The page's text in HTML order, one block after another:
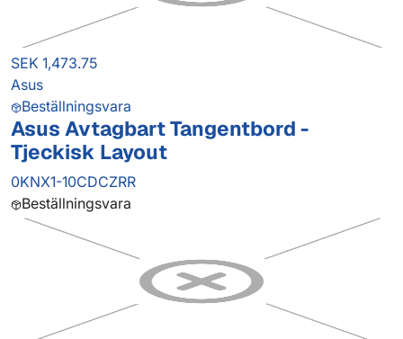
SEK 1,473.75
Asus
Beställningsvara
Asus Avtagbart Tangentbord -
Tjeckisk Layout
0KNX1-10CDCZRR
Beställningsvara